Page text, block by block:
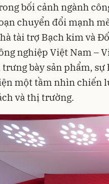
bối cảnh ngành
chuyển đổi mạnh
tài trợ Bạch kim và
nghiệp Việt Nam –
trưng bày sản phẩm,
một tầm nhìn chiến
và thị trường.